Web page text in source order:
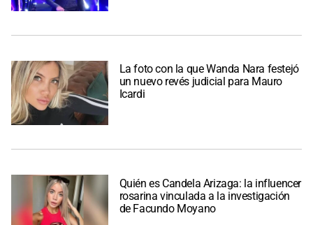
La foto con la que Wanda Nara festejó
un nuevo revés judicial para Mauro
Icardi
Quién es Candela Arizaga: la influencer
rosarina vinculada a la investigación
de Facundo Moyano